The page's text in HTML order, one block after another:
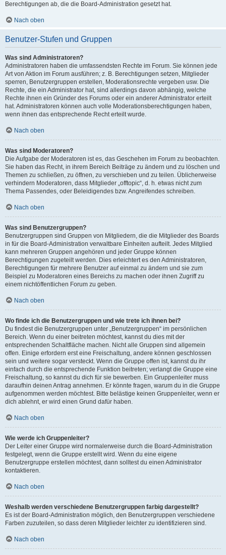
Berechtigungen ab, die die Board-Administration gesetzt hat.
Nach oben
Benutzer-Stufen und Gruppen
Was sind Administratoren?
Administratoren haben die umfassendsten Rechte im Forum. Sie können jede
Art von Aktion im Forum ausführen; z. B. Berechtigungen setzen, Mitglieder
sperren, Benutzergruppen erstellen, Moderationsrechte vergeben usw. Die
Rechte, die ein Administrator hat, sind allerdings davon abhängig, welche
Rechte ihnen ein Gründer des Forums oder ein anderer Administrator erteilt
hat. Administratoren können auch volle Moderationsberechtigungen haben,
wenn ihnen das entsprechende Recht erteilt wurde.
Nach oben
Was sind Moderatoren?
Die Aufgabe der Moderatoren ist es, das Geschehen im Forum zu beobachten.
Sie haben das Recht, in ihrem Bereich Beiträge zu ändern und zu löschen und
Themen zu schließen, zu öffnen, zu verschieben und zu teilen. Üblicherweise
verhindern Moderatoren, dass Mitglieder „offtopic“, d. h. etwas nicht zum
Thema Passendes, oder Beleidigendes bzw. Angreifendes schreiben.
Nach oben
Was sind Benutzergruppen?
Benutzergruppen sind Gruppen von Mitgliedern, die die Mitglieder des Boards
in für die Board-Administration verwaltbare Einheiten aufteilt. Jedes Mitglied
kann mehreren Gruppen angehören und jeder Gruppe können
Berechtigungen zugeteilt werden. Dies erleichtert es den Administratoren,
Berechtigungen für mehrere Benutzer auf einmal zu ändern und sie zum
Beispiel zu Moderatoren eines Bereichs zu machen oder ihnen Zugriff zu
einem nichtöffentlichen Forum zu geben.
Nach oben
Wo finde ich die Benutzergruppen und wie trete ich ihnen bei?
Du findest die Benutzergruppen unter „Benutzergruppen“ im persönlichen
Bereich. Wenn du einer beitreten möchtest, kannst du dies mit der
entsprechenden Schaltfläche machen. Nicht alle Gruppen sind allgemein
offen. Einige erfordern erst eine Freischaltung, andere können geschlossen
sein und weitere sogar versteckt. Wenn die Gruppe offen ist, kannst du ihr
einfach durch die entsprechende Funktion beitreten; verlangt die Gruppe eine
Freischaltung, so kannst du dich für sie bewerben. Ein Gruppenleiter muss
daraufhin deinen Antrag annehmen. Er könnte fragen, warum du in die Gruppe
aufgenommen werden möchtest. Bitte belästige keinen Gruppenleiter, wenn er
dich ablehnt, er wird einen Grund dafür haben.
Nach oben
Wie werde ich Gruppenleiter?
Der Leiter einer Gruppe wird normalerweise durch die Board-Administration
festgelegt, wenn die Gruppe erstellt wird. Wenn du eine eigene
Benutzergruppe erstellen möchtest, dann solltest du einen Administrator
kontaktieren.
Nach oben
Weshalb werden verschiedene Benutzergruppen farbig dargestellt?
Es ist der Board-Administration möglich, den Benutzergruppen verschiedene
Farben zuzuteilen, so dass deren Mitglieder leichter zu identifizieren sind.
Nach oben